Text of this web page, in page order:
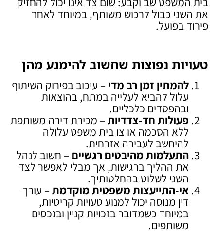
את השני כבול לרכוש משותף, במיוחד לאחר
פירוד בפועל.
טעויות נפוצות שחשוב להימנע מהן
להמתין זמן רב מדי – עיכוב בפירוק השיתוף
עלול להביא לעלייה במתח, בהוצאות
ובהפסדים כלכליים.
פעולות חד-צדדיות – מכירת דירה משותפת
ללא הסכמה או צו בית משפט עלולה
להיחשב לעבירה אזרחית.
התעלמות מהיבטים רגשיים – חשוב לנהל
את ההליך ברגישות, אך מבלי לאפשר לצד
השני לשלוט בהחלטותיך.
אי-התייעצות משפטית מוקדמת – עורך
דין מנוסה יכול למנוע טעויות קריטיות,
במיוחד כשמדובר בזכויות קניין ובנכסים
משותפים.